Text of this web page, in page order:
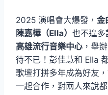
2025 演唱會大爆發， 金
陳嘉樺（Ella） 也不遑多
高雄流行音樂中心 ，舉辦
待不已！彭佳慧和 Ella
歌壇打拼多年成為好友
一起合作，對兩人來說